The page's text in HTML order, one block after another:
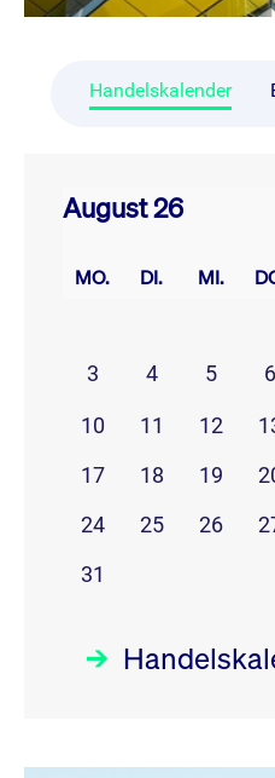
Handelskalender
August 26
MO. DI. MI.
3
4 5 6
10 11 12
17
18 19
24
25 26
31